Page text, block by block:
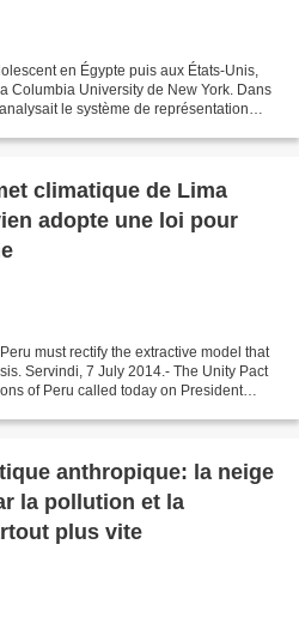
en Égypte puis aux États-Unis,
Columbia University de New York. Dans
le système de représentation
climatique de Lima
adopte une loi pour
must rectify the extractive model that
Servindi, 7 July 2014.- The Unity Pact
of Peru called today on President
anthropique: la neige
la pollution et la
plus vite